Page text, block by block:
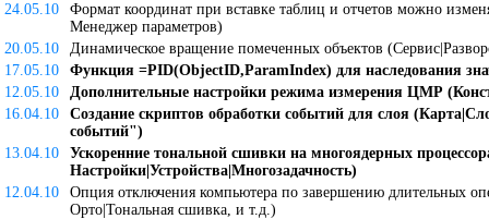
24.05.10
Формат координат при вставке таблиц и отчетов можно
Менеджер параметров)
20.05.10
Динамическое вращение помеченных объектов
17.05.10
Функция =PID(ObjectID,ParamIndex) для наследования
12.05.10
Дополнительные настройки режима измерения ЦМР
16.04.10
Создание скриптов обработки событий для слоя
событий")
13.04.10
Ускоренние тональной сшивки на многоядерных
Настройки|Устройства|Многозадачность)
12.04.10
Опция отключения компьютера по завершению длительных
Орто|Тональная сшивка, и т.д.)